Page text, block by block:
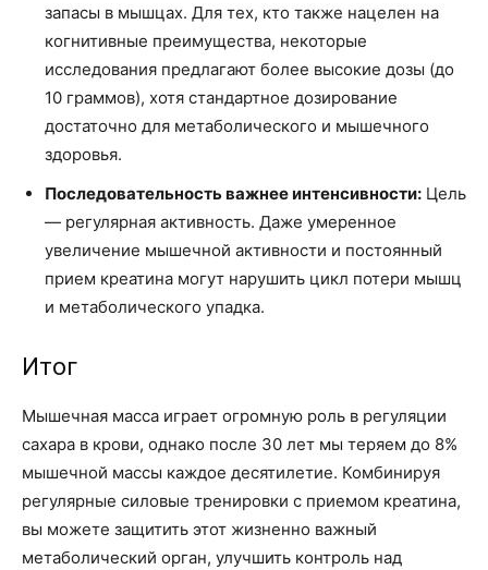
запасы в мышцах. Для тех, кто также нацелен на
когнитивные преимущества, некоторые
исследования предлагают более высокие дозы (до
10 граммов), хотя стандартное дозирование
достаточно для метаболического и мышечного
здоровья.
Последовательность важнее интенсивности: Цель
— регулярная активность. Даже умеренное
увеличение мышечной активности и постоянный
прием креатина могут нарушить цикл потери мышц
и метаболического упадка.
Итог
Мышечная масса играет огромную роль в регуляции
сахара в крови, однако после 30 лет мы теряем до 8%
мышечной массы каждое десятилетие. Комбинируя
регулярные силовые тренировки с приемом креатина,
вы можете защитить этот жизненно важный
метаболический орган, улучшить контроль над